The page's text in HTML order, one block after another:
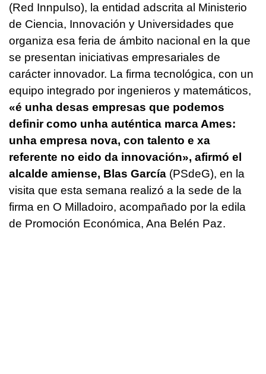
(Red Innpulso), la entidad adscrita al Ministerio
de Ciencia, Innovación y Universidades que
organiza esa feria de ámbito nacional en la que
se presentan iniciativas empresariales de
carácter innovador. La firma tecnológica, con un
equipo integrado por ingenieros y matemáticos,
«é unha desas empresas que podemos
definir como unha auténtica marca Ames:
unha empresa nova, con talento e xa
referente no eido da innovación», afirmó el
alcalde amiense, Blas García (PSdeG), en la
visita que esta semana realizó a la sede de la
firma en O Milladoiro, acompañado por la edila
de Promoción Económica, Ana Belén Paz.